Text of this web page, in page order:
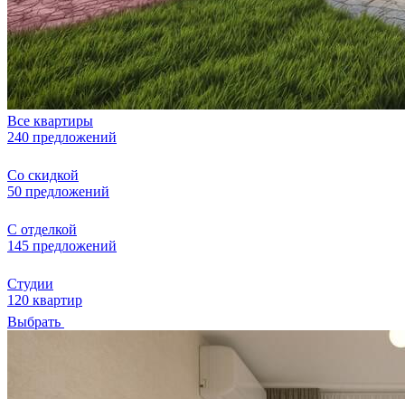
Все квартиры
240 предложений
Со скидкой
50 предложений
С отделкой
145 предложений
Студии
120 квартир
Выбрать